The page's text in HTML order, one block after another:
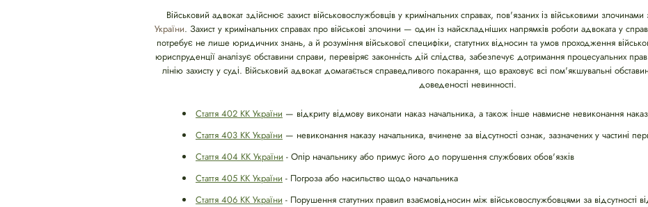
Військовий адвокат здійснює захист військовослужбовців у кримінальних справах, пов'язаних із військовими злочинами
України. Захист у кримінальних справах про військові злочини — один із найскладніших напрямків роботи адвоката у
потребує не лише юридичних знань, а й розуміння військової специфіки, статутних відносин та умов проходження
юриспруденції аналізує обставини справи, перевіряє законність дій слідства, забезпечує дотримання процесуальних
лінію захисту у суді. Військовий адвокат домагається справедливого покарання, що враховує всі пом'якшувальні
доведеності невинності.
Стаття 402 КК України — відкриту відмову виконати наказ начальника, а також інше навмисне невиконання
Стаття 403 КК України — невиконання наказу начальника, вчинене за відсутності ознак, зазначених у частині
Стаття 404 КК України - Опір начальнику або примус його до порушення службових обов'язків
Стаття 405 КК України - Погроза або насильство щодо начальника
Стаття 406 КК України - Порушення статутних правил взаємовідносин між військовослужбовцями за відсутності